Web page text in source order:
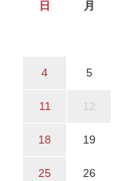
日 月
4 5
11 12
18 19
25 26